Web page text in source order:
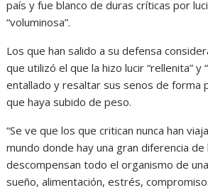
país y fue blanco de duras críticas por
“voluminosa”.
Los que han salido a su defensa
que utilizó el que la hizo lucir “rellenita” y
entallado y resaltar sus senos de forma
que haya subido de peso.
“Se ve que los que critican nunca han
mundo donde hay una gran diferencia de
descompensan todo el organismo de
sueño, alimentación, estrés,